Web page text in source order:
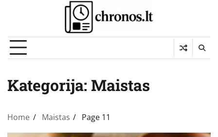
Kategorija: Maistas
Home Maistas Page 11